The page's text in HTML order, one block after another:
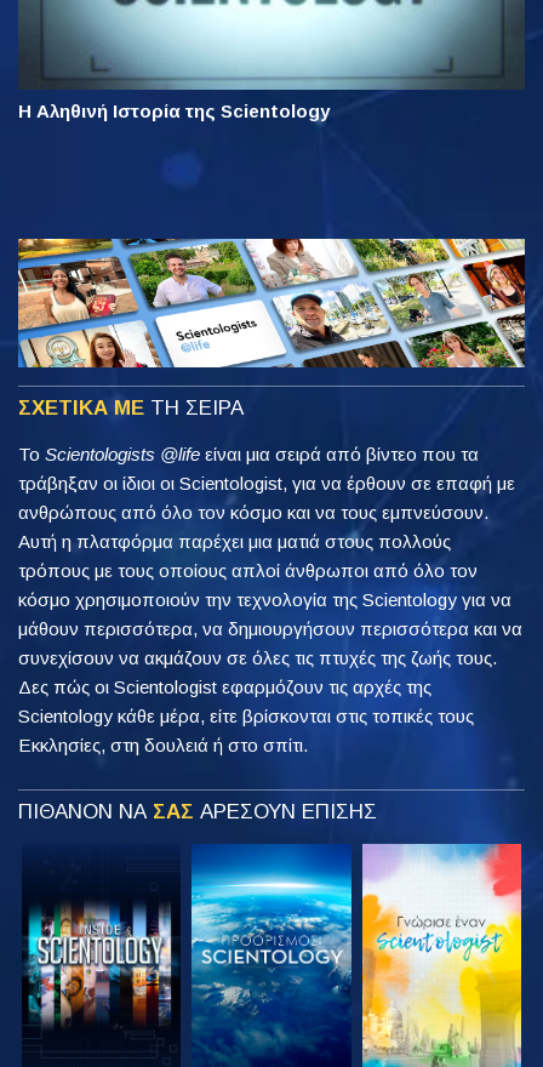
Η Αληθινή Ιστορία της Scientology
ΣΧΕΤΙΚΑ ΜΕ ΤΗ ΣΕΙΡΑ
Το Scientologists @life είναι μια σειρά από βίντεο που τα
τράβηξαν οι ίδιοι οι Scientologist, για να έρθουν σε επαφή με
ανθρώπους από όλο τον κόσμο και να τους εμπνεύσουν.
Αυτή η πλατφόρμα παρέχει μια ματιά στους πολλούς
τρόπους με τους οποίους απλοί άνθρωποι από όλο τον
κόσμο χρησιμοποιούν την τεχνολογία της Scientology για να
μάθουν περισσότερα, να δημιουργήσουν περισσότερα και να
συνεχίσουν να ακμάζουν σε όλες τις πτυχές της ζωής τους.
Δες πώς οι Scientologist εφαρμόζουν τις αρχές της
Scientology κάθε μέρα, είτε βρίσκονται στις τοπικές τους
Εκκλησίες, στη δουλειά ή στο σπίτι.
ΠΙΘΑΝΟΝ ΝΑ ΣΑΣ ΑΡΕΣΟΥΝ ΕΠΙΣΗΣ